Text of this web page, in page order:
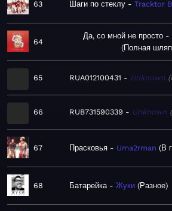
63 Шаги по стеклу Tracktor
64
Да, со мной не просто
Полная
65 RUA012100431 Unknown
66 RUB731590339 Unknown
67 Прасковья Uma2rman В
68 Батарейка Жуки Разное